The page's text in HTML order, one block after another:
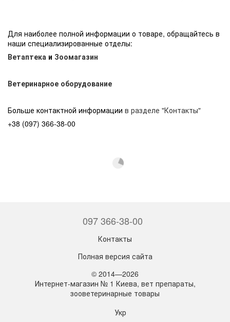
Для наиболее полной информации о товаре, обращайтесь в
наши специализированные отделы:
Ветаптека и Зоомагазин
Ветеринарное оборудование
Больше контактной информации в разделе "Контакты"
+38 (097) 366-38-00
097 366-38-00
Контакты
Полная версия сайта
© 2014—2026
Интернет-магазин № 1 Киева, вет препараты,
зооветеринарные товары
Укр